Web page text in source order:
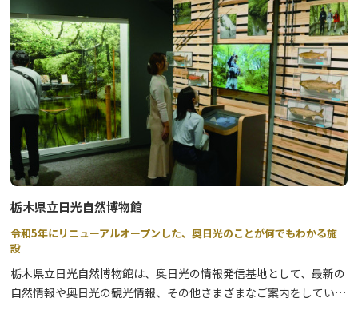
●申込方法：参加ご希望の方は、希望日の1週間前までに、電話ま
たはFAXにて下記までお申込ください。(１週間以内の場合は、ご相
談させていただきますので、お電話でお申し込みください)
●お問い合わせ：一般社団法人 日光市観光協会 TEL:0288-22-
1525 FAX:0288-77-0201
受付時間 9時～17時(年中無休)
※写真はイメージです。
★★川治温泉まち歩きツアーはこちら★★
栃木県立日光自然博物館
令和5年にリニューアルオープンした、奥日光のことが何でもわかる施
設
栃木県立日光自然博物館は、奥日光の情報発信基地として、最新の
自然情報や奥日光の観光情報、その他さまざまなご案内をしていま